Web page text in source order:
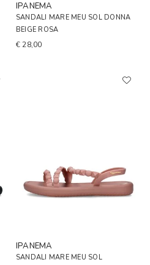
IPANEMA
SANDALI MARE MEU SOL DONNA
BEIGE ROSA
€ 28,00
IPANEMA
SANDALI MARE MEU SOL